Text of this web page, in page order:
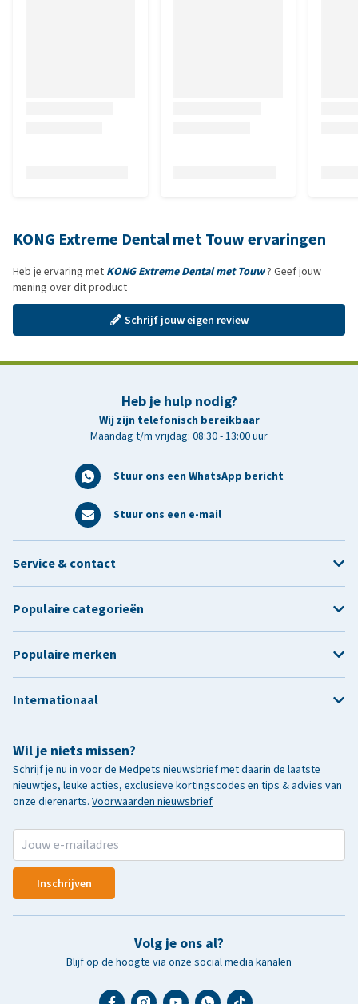
KONG Extreme Dental met Touw ervaringen
Heb je ervaring met KONG Extreme Dental met Touw? Geef jouw
mening over dit product
Schrijf jouw eigen review
Heb je hulp nodig?
Wij zijn telefonisch bereikbaar
Maandag t/m vrijdag: 08:30 - 13:00 uur
Stuur ons een WhatsApp bericht
Stuur ons een e-mail
Wil je niets missen?
Schrijf je nu in voor de Medpets nieuwsbrief met daarin de laatste
nieuwtjes, leuke acties, exclusieve kortingscodes en tips & advies van
onze dierenarts. Voorwaarden nieuwsbrief
Inschrijven
Volg je ons al?
Blijf op de hoogte via onze social media kanalen
Service & contact
Populaire categorieën
Populaire merken
Internationaal